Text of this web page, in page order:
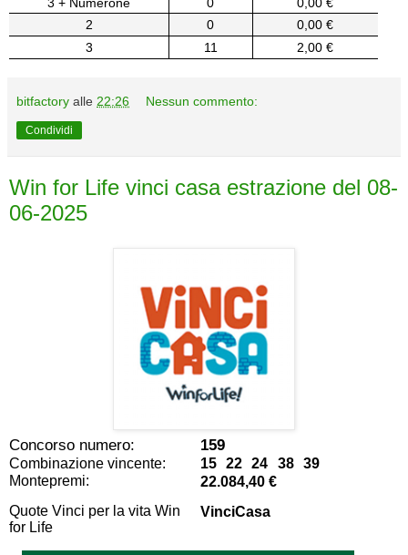
2
0
0,00 €
3
11 2,00 €
bitfactory alle 22:26 Nessun commento:
Condividi
Win for Life vinci casa estrazione del 08-
06-2025
Concorso numero: 159
Combinazione vincente:
15 22 24 38 39
Montepremi:
22.084,40 €
Quote Vinci per la vita Win
for Life
VinciCasa